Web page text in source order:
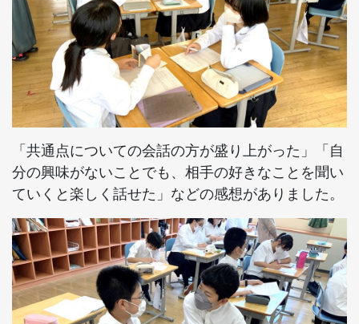
「共通点についての会話の方が盛り上がった」「自
分の興味がないことでも、相手の好きなことを聞い
ていくと楽しく話せた」などの感想がありました。